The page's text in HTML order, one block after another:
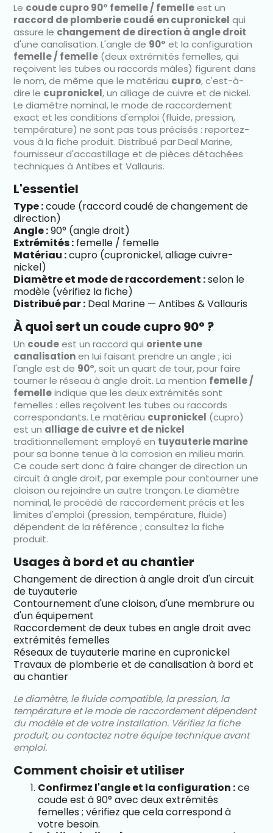
Le coude cupro 90° femelle / femelleest un
raccord de plomberie coudé en cupronickel qui
assure le changement de direction à angle droit
d'une canalisation. L'angle de 90° et la configuration
femelle / femelle (deux extrémités femelles, qui
reçoivent les tubes ou raccords mâles) figurent dans
le nom, de même que le matériau cupro, c'est-à-
dire le cupronickel, un alliage de cuivre et de nickel.
Le diamètre nominal, le mode de raccordement
exact et les conditions d'emploi (fluide, pression,
température) ne sont pas tous précisés : reportez-
vous à la fiche produit. Distribué par Deal Marine,
fournisseur d'accastillage et de pièces détachées
techniques à Antibes et Vallauris.
L'essentiel
Type :coude (raccord coudé de changement de
direction)
Angle :90° (angle droit)
Extrémités : femelle / femelle
Matériau :cupro (cupronickel, alliage cuivre-
nickel)
Diamètre et mode de raccordement :selon le
modèle (vérifiez la fiche)
Distribué par : Deal Marine — Antibes & Vallauris
À quoi sert un coude cupro 90° ?
Un coudeest un raccord qui oriente une
canalisationen lui faisant prendre un angle ; ici
l'angle est de 90°, soit un quart de tour, pour faire
tourner le réseau à angle droit. La mention femelle /
femelleindique que les deux extrémités sont
femelles : elles reçoivent les tubes ou raccords
correspondants. Le matériau cupronickel (cupro)
est un alliage de cuivre et de nickel
traditionnellement employé en tuyauterie marine
pour sa bonne tenue à la corrosion en milieu marin.
Ce coude sert donc à faire changer de direction un
circuit à angle droit, par exemple pour contourner une
cloison ou rejoindre un autre tronçon. Le diamètre
nominal, le procédé de raccordement précis et les
limites d'emploi (pression, température, fluide)
dépendent de la référence ; consultez la fiche
produit.
Usages à bord et au chantier
Changement de direction à angle droit d'un circuit
de tuyauterie
Contournement d'une cloison, d'une membrure ou
d'un équipement
Raccordement de deux tubes en angle droit avec
extrémités femelles
Réseaux de tuyauterie marine en cupronickel
Travaux de plomberie et de canalisation à bord et
au chantier
Le diamètre, le fluide compatible, la pression, la
température et le mode de raccordement dépendent
du modèle et de votre installation. Vérifiez la fiche
produit, ou contactez notre équipe technique avant
emploi.
Comment choisir et utiliser
Confirmez l'angle et la configuration :ce
coude est à 90° avec deux extrémités
femelles ; vérifiez que cela correspond à
votre besoin.